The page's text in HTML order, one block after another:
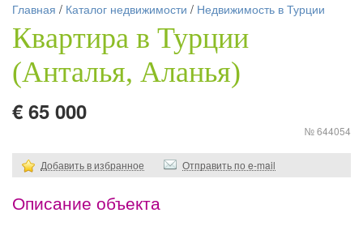
Главная / Каталог недвижимости / Недвижимость в Турции
Квартира в Турции
(Анталья, Аланья)
€ 65 000
№ 644054
Добавить в избранное Отправить по e-mail
Описание объекта